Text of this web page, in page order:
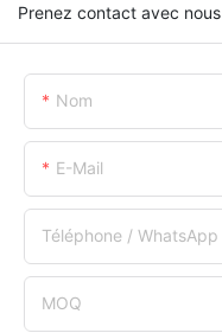
Prenez contact avec nous
Nom
E-Mail
Téléphone / WhatsApp
MOQ